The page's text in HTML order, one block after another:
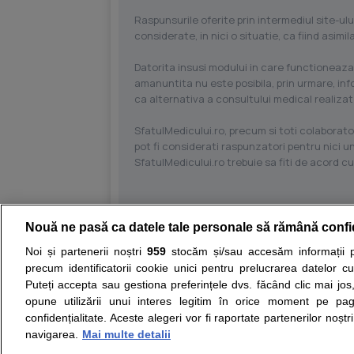
Raspunsurile oferite prin intermediul site-
considerate, in nici o situatie, ca fiind
Datorita insusi modului in care
amanuntita nu este posibila, prin urmare,
ca alternativa a consultului medical
SfatulMedicului.ro, precum si toti
pot fi considerati raspunzatori pentru nici
SfatulMedicului.ro trebuie sa fiti de acord cu
Resurse: Autoevaluare simptome
Opiniile avizate ale medicilor, sfaturile si orice
nici diagnosticul stabilit in urma investigatiilor si
ii punem la dispozitie pentru programare in
Nouă ne pasă ca datele tale personale să rămână
Noi și partenerii noștri 959stocăm și/sau accesăm informații
precum identificatorii cookie unici pentru prelucrarea datelor
Puteți accepta sau gestiona preferințele dvs. făcând clic mai
opune utilizării unui interes legitim în orice moment pe
confidențialitate. Aceste alegeri vor fi raportate partenerilor
navigarea.
Mai multe detalii